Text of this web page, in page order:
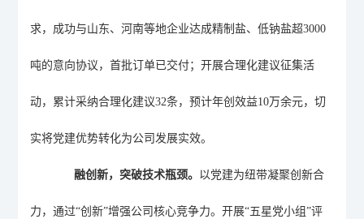
求，成功与山东、河南等地企业达成精制盐、低钠盐超3000
吨的意向协议 ，首批订单已交付；开展合理化建议征集活
动，累计采纳合理化建议32条，预计年创效益10万余元，切
实将党建优势转化为公司发展实效。
融创新，突破技术瓶颈。 以党建为纽带凝聚创新合
力，通过“创新”增强公司核心竞争力。开展“五星党小组”评